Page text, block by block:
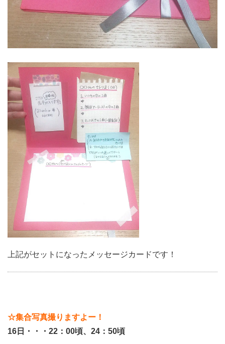
上記がセットになったメッセージカードです！
☆集合写真撮りますよー！
16日・・・22：00頃、24：50頃